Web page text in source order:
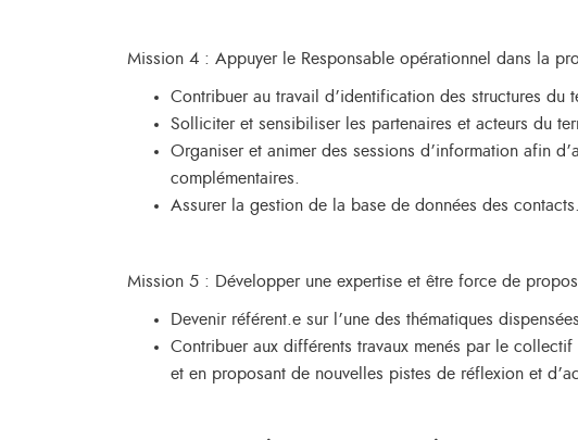
Mission 4 : Appuyer le Responsable opérationnel dans la
Contribuer au travail d’identification des structures du
Solliciter et sensibiliser les partenaires et acteurs du
Organiser et animer des sessions d’information afin
complémentaires.
Assurer la gestion de la base de données des contacts.
Mission 5 : Développer une expertise et être force de
Devenir référent.e sur l’une des thématiques
Contribuer aux différents travaux menés par le
et en proposant de nouvelles pistes de réflexion et